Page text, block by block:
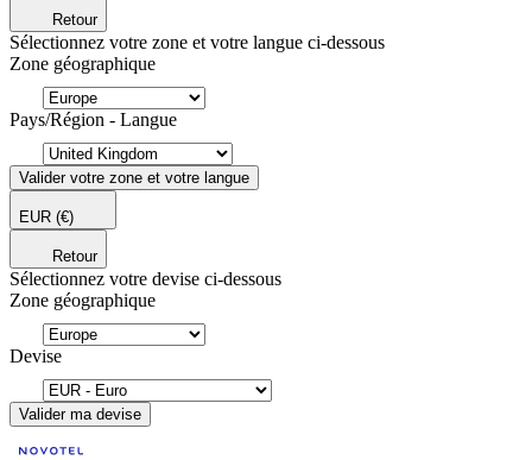
Retour
Sélectionnez votre zone et votre langue ci-dessous
Zone géographique
Pays/Région - Langue
Valider votre zone et votre langue
EUR (€)
Retour
Sélectionnez votre devise ci-dessous
Zone géographique
Devise
Valider ma devise